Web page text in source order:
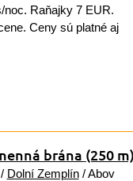
noc. Raňajky 7 EUR.
Ceny sú platné aj
brána (250 m)
Dolní Zemplín/ Abov